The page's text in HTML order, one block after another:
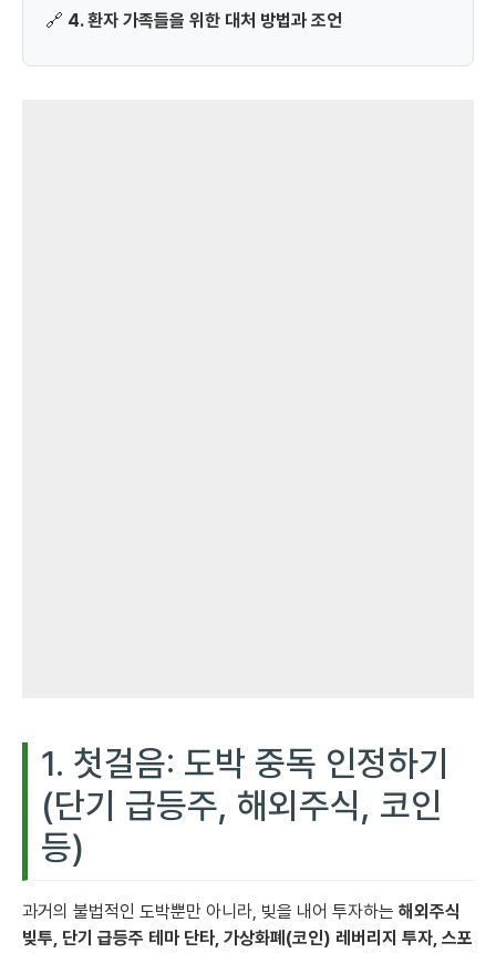
🔗 4. 환자 가족들을 위한 대처 방법과 조언
1. 첫걸음: 도박 중독 인정하기
(단기 급등주, 해외주식, 코인
등)
과거의 불법적인 도박뿐만 아니라, 빚을 내어 투자하는 해외주식
빚투, 단기 급등주 테마 단타, 가상화폐(코인) 레버리지 투자, 스포